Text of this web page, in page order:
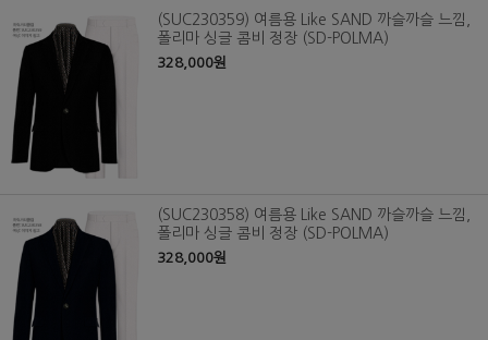
(SUC230359) 여름용 Like SAND 까슬까슬 느낌,
폴리마 싱글 콤비 정장 (SD-POLMA)
328,000원
(SUC230358) 여름용 Like SAND 까슬까슬 느낌,
폴리마 싱글 콤비 정장 (SD-POLMA)
328,000원